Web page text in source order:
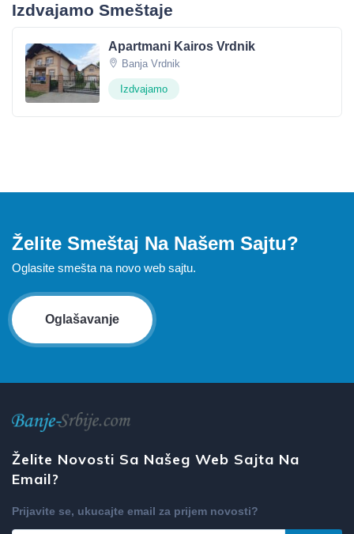
Izdvajamo Smeštaje
Apartmani Kairos Vrdnik
Banja Vrdnik
Izdvajamo
Želite Smeštaj Na Našem Sajtu?
Oglasite smešta na novo web sajtu.
Oglašavanje
Želite Novosti Sa Našeg Web Sajta Na
Email?
Prijavite se, ukucajte email za prijem novosti?